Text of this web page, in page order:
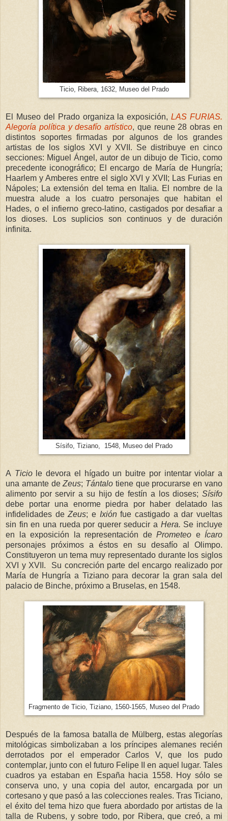
Ticio, Ribera, 1632, Museo del Prado
El Museo del Prado organiza la exposición,LAS FURIAS.
Alegoría política y desafío artístico, que reune 28 obras en
distintos soportes firmadas por algunos de los grandes
artistas de los siglos XVI y XVII. Se distribuye en cinco
secciones: Miguel Ángel, autor de un dibujo de Ticio, como
precedente iconográfico; El encargo de María de Hungría;
Haarlem y Amberes entre el siglo XVI y XVII; Las Furias en
Nápoles; La extensión del tema en Italia. El nombre de la
muestra alude a los cuatro personajes que habitan el
Hades, o el infierno greco-latino, castigados por desafiar a
los dioses. Los suplicios son continuos y de duración
infinita.
Sísifo, Tiziano, 1548, Museo del Prado
A Ticio le devora el hígado un buitre por intentar violar a
una amante deZeus; Tántalo tiene que procurarse en vano
alimento por servir a su hijo de festín a los dioses; Sísifo
debe portar una enorme piedra por haber delatado las
infidelidades deZeus; e Ixiónfue castigado a dar vueltas
sin fin en una rueda por querer seducir a Hera. Se incluye
en la exposición la representación de Prometeo e Ícaro
personajes próximos a éstos en su desafío al Olimpo.
Constituyeron un tema muy representado durante los siglos
XVI y XVII. Su concreción parte del encargo realizado por
María de Hungría a Tiziano para decorar la gran sala del
palacio de Binche, próximo a Bruselas, en 1548.
Fragmento de Ticio, Tiziano, 1560-1565, Museo del Prado
Después de la famosa batalla de Mülberg, estas alegorías
mitológicas simbolizaban a los príncipes alemanes recién
derrotados por el emperador Carlos V, que los pudo
contemplar, junto con el futuro Felipe II en aquel lugar. Tales
cuadros ya estaban en España hacia 1558. Hoy sólo se
conserva uno, y una copia del autor, encargada por un
cortesano y que pasó a las colecciones reales. Tras Ticiano,
el éxito del tema hizo que fuera abordado por artistas de la
talla de Rubens, y sobre todo, por Ribera, que creó, a mi